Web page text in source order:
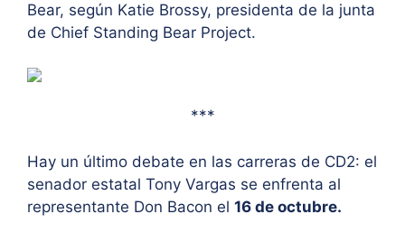
Bear, según Katie Brossy, presidenta de la junta
de Chief Standing Bear Project.
***
Hay un último debate en las carreras de CD2: el
senador estatal Tony Vargas se enfrenta al
representante Don Bacon el 16 de octubre.